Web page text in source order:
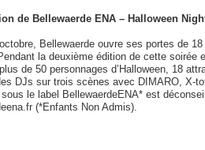
de Bellewaerde ENA – Halloween
Bellewaerde ouvre ses portes de
la deuxième édition de cette soirée
de 50 personnages d’Halloween, 18
DJs sur trois scènes avec DIMARO, X-
le label BellewaerdeENA* est
(*Enfants Non Admis).